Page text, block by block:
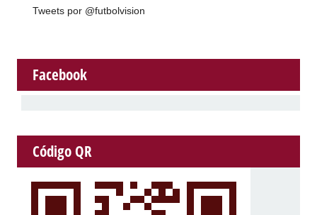
Tweets por @futbolvision
Facebook
Código QR